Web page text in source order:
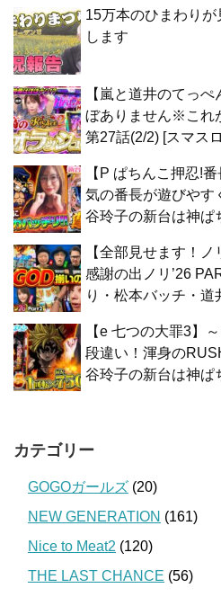
15万本のひまわり
します
【嵐と道井のてっ
ぼありません※これ
第27話(2/2) [スマス
【P ぱちんこ押忍!
気の番長が遊びやす
谷玲子の新台は神ぱ
【全部見せます！
感謝の出ノリ’26
り・松本バッチ・道
【e 七つの大罪3】
段違い！渾身の
谷玲子の新台は神ぱ
カテゴリー
GOGOガールズ (20)
NEW GENERATION (161)
Nice to Meat2 (120)
THE LAST CHANCE (56)